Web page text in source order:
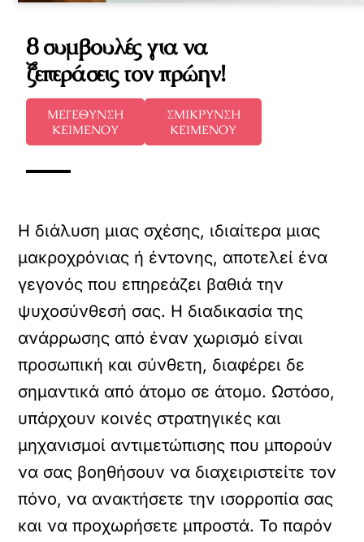
8 συμβουλές για να
ξεπεράσεις τον πρώην!
ΜΕΓΕΘΥΝΣΗ
ΚΕΙΜΕΝΟΥ
ΣΜΙΚΡΥΝΣΗ
ΚΕΙΜΕΝΟΥ
Η διάλυση μιας σχέσης, ιδιαίτερα μιας
μακροχρόνιας ή έντονης, αποτελεί ένα
γεγονός που επηρεάζει βαθιά την
ψυχοσύνθεσή σας. Η διαδικασία της
ανάρρωσης από έναν χωρισμό είναι
προσωπική και σύνθετη, διαφέρει δε
σημαντικά από άτομο σε άτομο. Ωστόσο,
υπάρχουν κοινές στρατηγικές και
μηχανισμοί αντιμετώπισης που μπορούν
να σας βοηθήσουν να διαχειριστείτε τον
πόνο, να ανακτήσετε την ισορροπία σας
και να προχωρήσετε μπροστά. Το παρόν